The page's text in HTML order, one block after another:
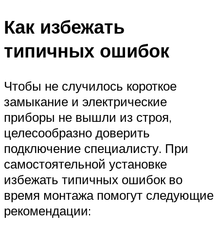
Как избежать
типичных ошибок
Чтобы не случилось короткое
замыкание и электрические
приборы не вышли из строя,
целесообразно доверить
подключение специалисту. При
самостоятельной установке
избежать типичных ошибок во
время монтажа помогут следующие
рекомендации: